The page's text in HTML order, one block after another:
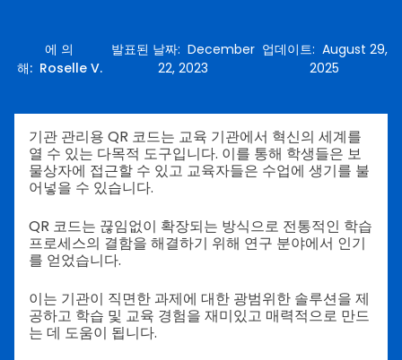
에 의
해: Roselle V.
발표된 날짜:December
22, 2023
업데이트: August 29,
2025
기관 관리용 QR 코드는 교육 기관에서 혁신의 세계를
열 수 있는 다목적 도구입니다. 이를 통해 학생들은 보
물상자에 접근할 수 있고 교육자들은 수업에 생기를 불
어넣을 수 있습니다.
QR 코드는 끊임없이 확장되는 방식으로 전통적인 학습
프로세스의 결함을 해결하기 위해 연구 분야에서 인기
를 얻었습니다.
이는 기관이 직면한 과제에 대한 광범위한 솔루션을 제
공하고 학습 및 교육 경험을 재미있고 매력적으로 만드
는 데 도움이 됩니다.